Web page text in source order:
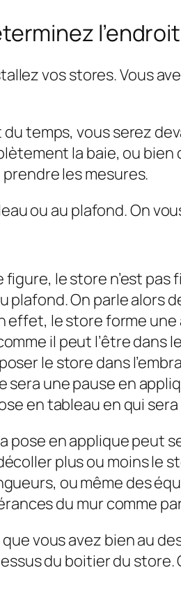
vos stores. Vous
temps, vous serez
la baie, ou bien
les mesures.
ou au plafond. On
figure, le store n’est pas
plafond. On parle alors
le store forme une
il peut l’être dans
le store dans
sera une pause en
en tableau en qui
pose en applique peut
plus ou moins le
ou même des
du mur comme
vous avez bien au
du boitier du